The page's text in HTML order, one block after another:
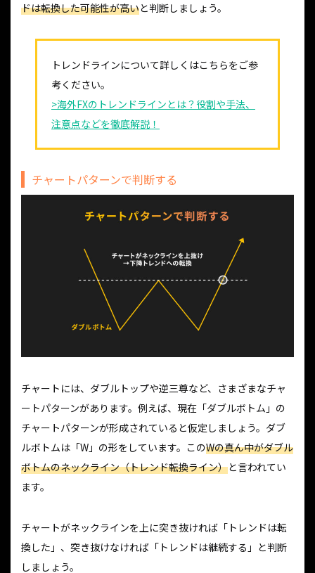
ドは転換した可能性が高いと判断しましょう。
トレンドラインについて詳しくはこちらをご参
考ください。
>海外FXのトレンドラインとは？役割や手法、
注意点などを徹底解説！
チャートパターンで判断する
チャートには、ダブルトップや逆三尊など、さまざまなチャ
ートパターンがあります。例えば、現在「ダブルボトム」の
チャートパターンが形成されていると仮定しましょう。ダブ
ルボトムは「W」の形をしています。このWの真ん中がダブル
ボトムのネックライン（トレンド転換ライン）と言われてい
ます。
チャートがネックラインを上に突き抜ければ「トレンドは転
換した」、突き抜けなければ「トレンドは継続する」と判断
しましょう。